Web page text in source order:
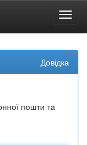
Довідка
пошти та